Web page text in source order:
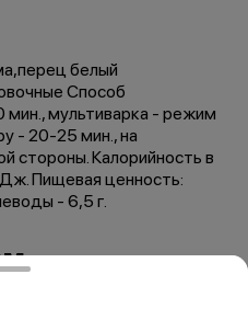
белый
Способ
мин., мультиварка - режим
- 20-25 мин., на
стороны. Калорийность в
Пищевая ценность:
- 6,5 г.